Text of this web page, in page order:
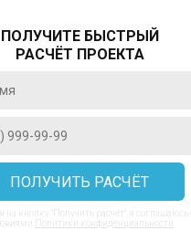
ПОЛУЧИТЕ БЫСТРЫЙ
РАСЧЁТ ПРОЕКТА
на кнопку "Получить расчёт", я соглашаюсь с
Политики конфиденциальности